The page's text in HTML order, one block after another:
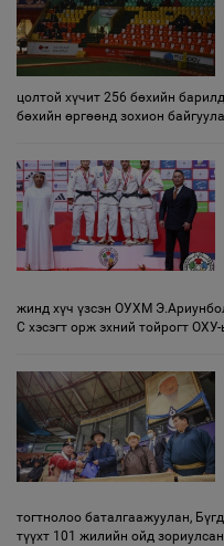
цолтой хүчит 256 бөхийн
бөхийн өргөөнд зохион
жинд хүч үзсэн ОУХМ
С хэсэгт орж эхний тойрогт
тогтнолоо баталгаажуулан,
түүхт 101 жилийн ойд